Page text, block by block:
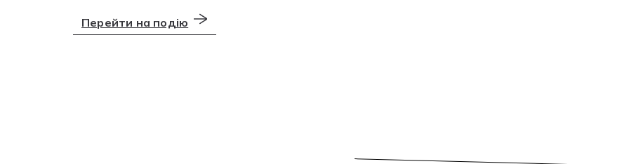
Перейти на подію